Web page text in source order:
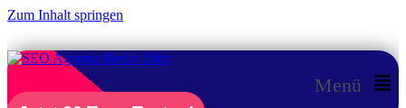
Zum Inhalt springen
Menü